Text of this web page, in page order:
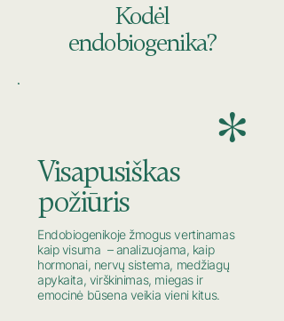
Kodėl
endobiogenika?
*
Visapusiškas
požiūris
Endobiogenikoje žmogus vertinamas
kaip visuma – analizuojama, kaip
hormonai, nervų sistema, medžiagų
apykaita, virškinimas, miegas ir
emocinė būsena veikia vieni kitus.